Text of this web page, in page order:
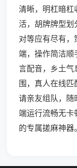
清晰，明杠暗杠
活，胡牌牌型
对等应有尽有
端，操作简洁顺
言配音，乡土气
围，真人在线
请亲友组队，随
端运行流畅无卡
的专属搓麻神器。